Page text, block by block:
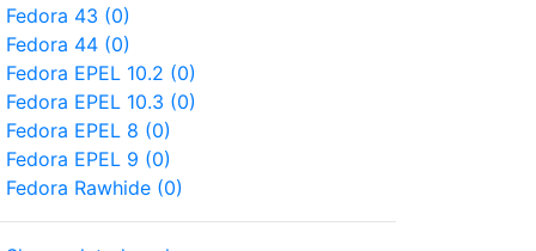
Fedora 43 (0)
Fedora 44 (0)
Fedora EPEL 10.2 (0)
Fedora EPEL 10.3 (0)
Fedora EPEL 8 (0)
Fedora EPEL 9 (0)
Fedora Rawhide (0)